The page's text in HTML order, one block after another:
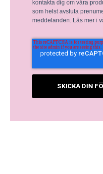
kontakta dig om våra
som helst avsluta
meddelanden. Läs mer i